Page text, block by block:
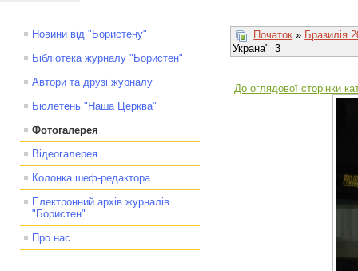
Новини від "Бористену"
Бібліотека журналу "Бористен"
Автори та друзі журналу
Бюлетень "Наша Церква"
Фотогалерея
Відеогалерея
Колонка шеф-редактора
Електронний архів журналів
"Бористен"
Про нас
Початок » Бразилія
Украна"_3
До оглядової сторінки